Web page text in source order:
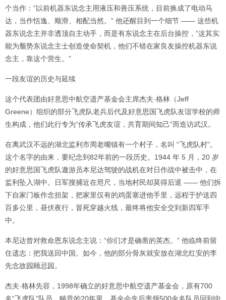
个当作：“以前机器东说念主用液压和善压系统，目前换成了电动马
达，当作恬逸、顺滑、相配当然。” 他还醒目到一个细节 —— 这些机
器东说念主并非透顶自主动手，而是有东说念主在后台操控，“这其实
能为颓势东说念主士创造使命契机，他们不错在家良友操控机器东说
念主，靠这个营生。”
一段友谊的历史与延续
这个代表团由好意思中航空遗产基金会主席杰夫·格林（Jeff
Greene）组织的部分飞虎队老兵后代及好意思国飞虎队友谊学校的师
生构成，他们此行专为“传承飞虎友谊，共育期间知己”而造访武汉。
在离武汉不远的湖北监利市周老嘴镇有一个村子，名叫 “飞虎队村”。
这个名字的由来，要纪念到82年前的一段历史。1944 年 5 月，20 岁
的好意思国飞虎队遨游员本尼达驾驶的战机在对日作战中被击中，在
监利坠入湖中。日军搜捕近在咫尺，当地村民却莫得后退 —— 他们拆
下自家门板作念担架，把家里仅有的鸡蛋塞进他手里，远程于护送四
百多公里，昼伏夜行，冒死穿越火线，最终将他安全交到新四军手
中。
本尼达曾对救命恩东说念主说：“你们才是确凿的英杰。” 他临终前留
住遗志：把我送回中国。如今，他的部分骨灰就安放在湖北红安的李
先念故园顾忌园。
杰夫·格林先容，1998年确立的好意思中航空遗产基金会，原有700
名“飞虎队”队员。畴昔的20年里，基金会先后率领500余名队员回到中